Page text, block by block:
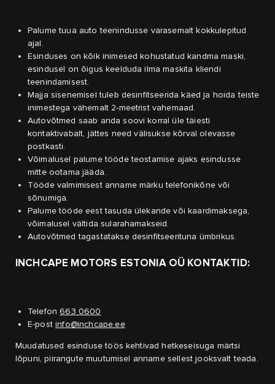
Palume tuua auto teenindusse varasemalt kokkulepitud
ajal.
Esinduses on kõik inimesed kohustatud kandma maski,
esindusel on õigus keelduda ilma maskita kliendi
teenindamisest.
Majja sisenemisel tuleb desinfitseerida käed ja hoida teiste
inimestega vähemalt 2-meetrist vahemaad.
Autovõtmed saab anda soovi korral üle täiesti
kontaktivabalt, jättes need välisukse kõrval olevasse
postkasti.
Võimalusel palume tööde teostamise ajaks esindusse
mitte ootama jääda.
Tööde valmimisest anname märku telefonikõne või
sõnumiga.
Palume tööde eest tasuda ülekande või kaardimaksega,
võimalusel vältida sularahamakseid.
Autovõtmed tagastatakse desinfitseerituna ümbrikus.
INCHCAPE MOTORS ESTONIA OÜ KONTAKTID:
Telefon663 0600
E-postinfo@inchcape.ee
Muudatused esinduse töös kehtivad hetkeseisuga märtsi
lõpuni, piirangute muutumisel anname sellest jooksvalt teada.